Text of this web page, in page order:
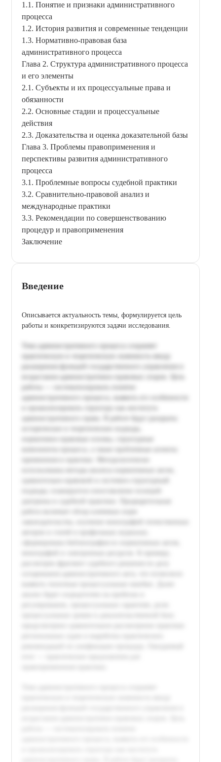
1.1. Понятие и признаки административного
процесса
1.2. История развития и современные тенденции
1.3. Нормативно‑правовая база
административного процесса
Глава 2. Структура административного процесса
и его элементы
2.1. Субъекты и их процессуальные права и
обязанности
2.2. Основные стадии и процессуальные
действия
2.3. Доказательства и оценка доказательной базы
Глава 3. Проблемы правоприменения и
перспективы развития административного
процесса
3.1. Проблемные вопросы судебной практики
3.2. Сравнительно‑правовой анализ и
международные практики
3.3. Рекомендации по совершенствованию
процедур и правоприменения
Заключение
Введение
Описывается актуальность темы, формулируется цель
работы и конкретизируются задачи исследования.